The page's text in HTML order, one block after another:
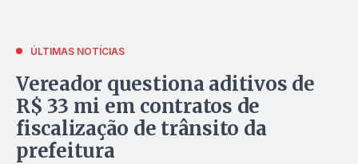
ÚLTIMAS NOTÍCIAS
Vereador questiona aditivos de
R$ 33 mi em contratos de
fiscalização de trânsito da
prefeitura